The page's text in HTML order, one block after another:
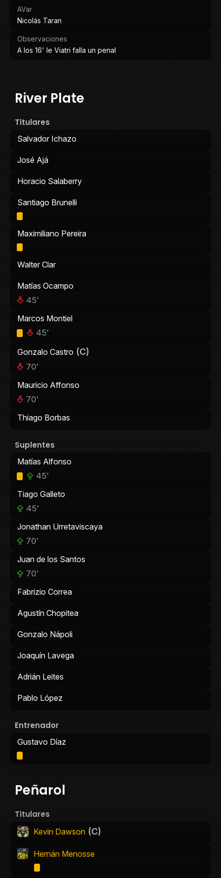
AVar
Nicolás Taran
Observaciones
A los 16' le Viatri falla un penal
Peñarol
Titulares
Kevin Dawson (C)
Hernán Menosse
River Plate
Titulares
Salvador Ichazo
José Ajá
Horacio Salaberry
Santiago Brunelli
Maximiliano Pereira
Walter Clar
Matías Ocampo
45'
Marcos Montiel
45'
Gonzalo Castro (C)
70'
Mauricio Affonso
70'
Thiago Borbas
Suplentes
Matías Alfonso
45'
Tiago Galleto
45'
Jonathan Urretaviscaya
70'
Juan de los Santos
70'
Fabrizio Correa
Agustín Chopitea
Gonzalo Nápoli
Joaquín Lavega
Adrián Leites
Pablo López
Entrenador
Gustavo Díaz